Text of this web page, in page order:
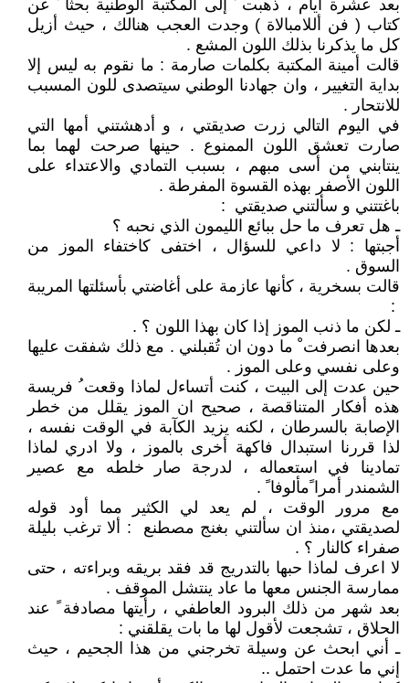
بعد عشرة أيام ، ذهبت ُ إلى المكتبة الوطنية بحثا ً عن
كتاب ( فن أللامبالاة ) وجدت العجب هنالك ، حيث أزيل
كل ما يذكرنا بذلك اللون المشع .
قالت أمينة المكتبة بكلمات صارمة : ما نقوم به ليس إلا
بداية التغيير ، وان جهادنا الوطني سيتصدى للون المسبب
للانتحار .
في اليوم التالي زرت صديقتي ، و أدهشتني أمها التي
صارت تعشق اللون الممنوع . حينها صرحت لهما بما
ينتابني من أسى مبهم ، بسبب التمادي والاعتداء على
اللون الأصفر بهذه القسوة المفرطة .
باغتتني و سألتني صديقتي :
ـ هل تعرف ما حل ببائع الليمون الذي نحبه ؟
أجبتها : لا داعي للسؤال ، اختفى كاختفاء الموز من
السوق .
قالت بسخرية ، كأنها عازمة على أغاضتي بأسئلتها المريبة
:
ـ لكن ما ذنب الموز إذا كان بهذا اللون ؟ .
بعدها انصرفت ْ ما دون ان تُقبلني . مع ذلك شفقت عليها
وعلى نفسي وعلى الموز .
حين عدت إلى البيت ، كنت أتساءل لماذا وقعت ُ فريسة
هذه أفكار المتناقصة ، صحيح ان الموز يقلل من خطر
الإصابة بالسرطان ، لكنه يزيد الكآبة في الوقت نفسه ،
لذا قررنا استبدال فاكهة أخرى بالموز ، ولا ادري لماذا
تمادينا في استعماله ، لدرجة صار خلطه مع عصير
الشمندر أمرا ًمألوفا ً .
مع مرور الوقت ، لم يعد لي الكثير مما أود قوله
لصديقتي ،منذ ان سألتني بغنج مصطنع : ألا ترغب بليلة
صفراء كالنار ؟ .
لا اعرف لماذا حبها بالتدريج قد فقد بريقه وبراءته ، حتى
ممارسة الجنس معها ما عاد ينتشل الموقف .
بعد شهر من ذلك البرود العاطفي ، رأيتها مصادفة ً عند
الحلاق ، تشجعت لأقول لها ما بات يقلقني :
ـ أني ابحث عن وسيلة تخرجني من هذا الجحيم ، حيث
إني ما عدت احتمل ..